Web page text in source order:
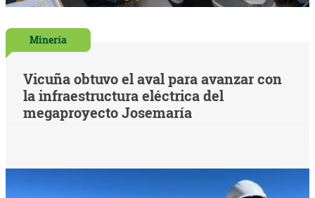
Minería
Vicuña obtuvo el aval para avanzar con
la infraestructura eléctrica del
megaproyecto Josemaría